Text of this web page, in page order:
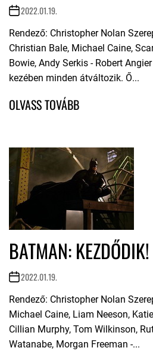
2022.01.19.
Rendező: Christopher Nolan
Christian Bale, Michael Caine,
Bowie, Andy Serkis - Robert
kezében minden átváltozik. Ő...
BATMAN: KEZDŐDIK!
2022.01.19.
Rendező: Christopher Nolan
Michael Caine, Liam Neeson,
Cillian Murphy, Tom Wilkinson,
Watanabe, Morgan Freeman -...